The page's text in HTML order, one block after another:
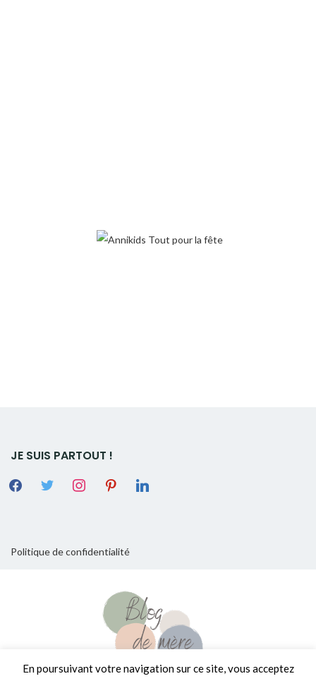
JE SUIS PARTOUT !
Politique de confidentialité
En poursuivant votre navigation sur ce site, vous acceptez